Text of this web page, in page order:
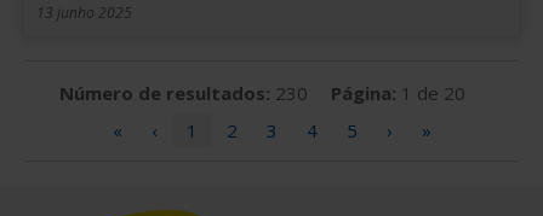
13 junho 2025
Número de resultados: 230 Página: 1 de 20
«
‹ 1 2 3 4 5 › »